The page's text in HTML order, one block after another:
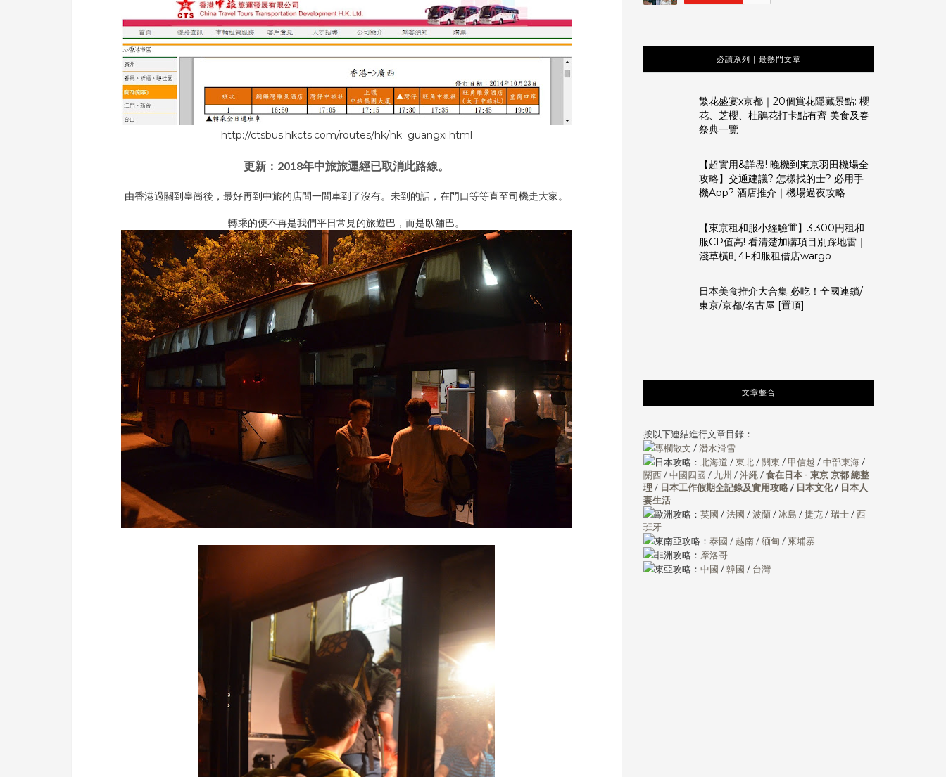
http://ctsbus.hkcts.com/routes/hk/hk_guangxi.html
更新：2018年中旅旅運經已取消此路線。
由香港過關到皇崗後，最好再到中旅的店問一問車到了沒有。未到的話，在門口等等直至司機走大家。
轉乘的便不再是我們平日常見的旅遊巴，而是臥舖巴。
必讀系列｜最熱門文章
繁花盛宴x京都｜20個賞花隱藏景點: 櫻
花、芝櫻、杜鵑花打卡點有齊 美食及春
祭典一覽
【超實用&詳盡! 晚機到東京羽田機場全
攻略】交通建議? 怎樣找的士? 必用手
機App? 酒店推介｜機場過夜攻略
【東京租和服小經驗👘】3,300円租和
服CP值高! 看清楚加購項目別踩地雷｜
淺草橫町4F和服租借店wargo
日本美食推介大合集 必吃！全國連鎖/
東京/京都/名古屋 [置頂]
文章整合
按以下連結進行文章目錄：
專欄散文 /潛水滑雪
日本攻略：北海道 /東北/關東 /甲信越 /中部東海/
關西/中國四國 / 九州 /沖繩 /食在日本 - 東京 京都 總整
理/ 日本工作假期全記錄及實用攻略/ 日本文化/ 日本人
妻生活
歐洲攻略：英國 /法國 /波蘭/ 冰島 /捷克/瑞士/西
班牙
東南亞攻略：泰國 / 越南/緬甸 / 柬埔寨
非洲攻略： 摩洛哥
東亞攻略：中國 /韓國 / 台灣